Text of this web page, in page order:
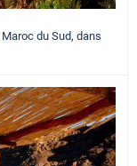
du Sud, dans